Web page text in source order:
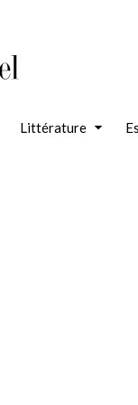
Littérature